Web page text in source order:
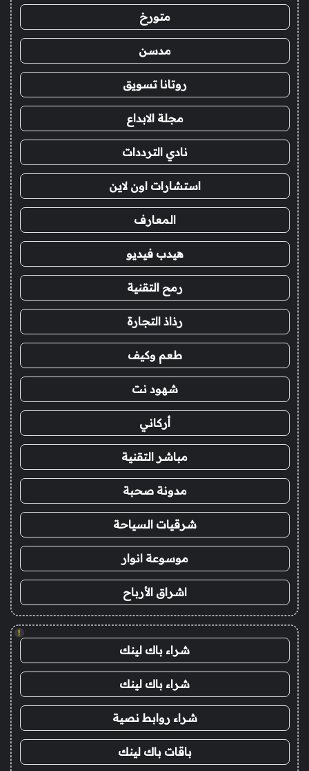
متورخ
مدسن
روتانا تسويق
مجلة الابداع
نادي الترددات
استشارات اون لاين
المعارف
هيدب فيديو
رمح التقنية
رذاذ التجارة
طعم وكيف
شهود نت
أركاني
مباشر التقنية
مدونة صحبة
شرقيات السياحة
موسوعة انوار
اشراق الأرباح
!
شراء باك لينك
شراء باك لينك
شراء روابط نصية
باقات باك لينك